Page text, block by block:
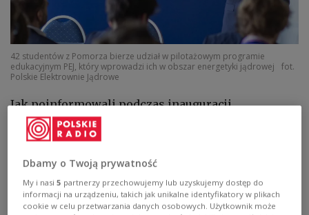
42 studentów z Pomorza bierze udział w pilotażowym programie
edukacyjnym PEJ, który wprowadzi ich w obszar energetyki jądrowej
fot.
Polskie Elektrownie Jądrowe
Jak poinformowali podczas inauguracji
przedstawiciele PEJ, Akademia Energii Jądrowej to
dziesięć dni intensywnych wykładów i warsztatów
dla studentów i doktorantów z różnych kierunków.
Zajęcia będą prowadzone przez ekspertów, a także
wykładowców pomorskich uczelni wyższych.
Dbamy o Twoją prywatność
My i nasi5 partnerzy przechowujemy lub uzyskujemy dostęp do
informacji na urządzeniu, takich jak unikalne identyfikatory w plikach
cookie w celu przetwarzania danych osobowych. Użytkownik może